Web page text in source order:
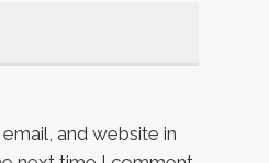
and website in